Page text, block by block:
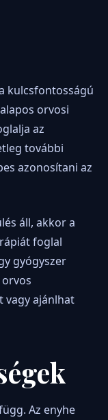
kulcsfontosságú
orvosi
az
további
azonosítani az
áll, akkor a
foglal
gyógyszer
vagy ajánlhat
Az enyhe